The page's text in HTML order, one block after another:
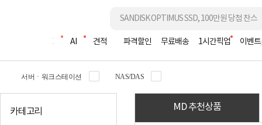
조립PC AI 견적 파격할인 무료배송 1시간픽업 이벤트
서버ㆍ워크스테이션 NAS/DAS
카테고리 MD 추천상품